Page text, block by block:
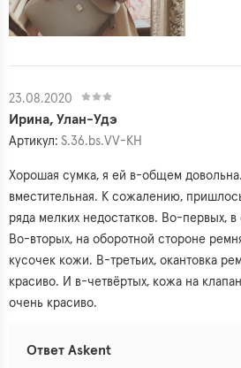
23.08.2020
Ирина, Улан-Удэ
Артикул: S.36.bs.VV-KH
Хорошая сумка, я ей в-общем
вместительная. К сожалению,
ряда мелких недостатков. Во-первых,
Во-вторых, на оборотной стороне
кусочек кожи. В-третьих, окантовка
красиво. И в-четвёртых, кожа на
очень красиво.
Ответ Askent